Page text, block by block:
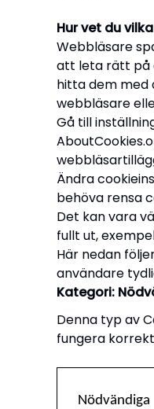
Hur vet du
Webbläsare
att leta rätt på
hitta dem med
webbläsare
Gå till
Ändra
behöva rensa
Det kan vara
fullt ut,
Här nedan
användare
Kategori:
Denna typ av
fungera
Nödvändiga